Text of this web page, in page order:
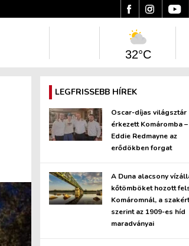
32°C
LEGFRISSEBB HÍREK
Oscar-díjas világsztár
érkezett Komáromba –
Eddie Redmayne az
erődökben forgat
A Duna alacsony
kőtömböket hozott
Komáromnál, a
szerint az 1909-es híd
maradványai